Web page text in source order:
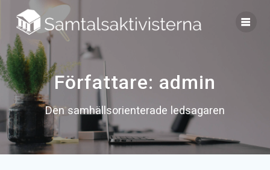
to
content
Författare: admin
Den samhällsorienterade ledsagaren